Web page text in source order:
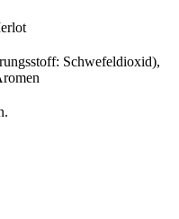
Schwefeldioxid),